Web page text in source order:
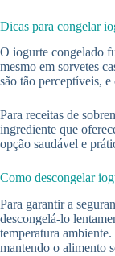
Dicas para congelar
O iogurte congelado
mesmo em sorvetes
são tão perceptíveis,
Para receitas de
ingrediente que
opção saudável e
Como descongelar
Para garantir a
descongelá-lo
temperatura
mantendo o alimento